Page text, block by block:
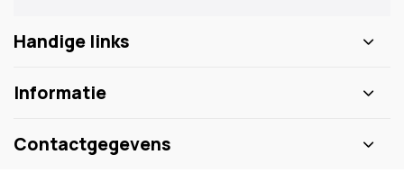
Handige links
Informatie
Contactgegevens